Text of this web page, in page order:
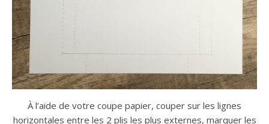
À l’aide de votre coupe papier, couper sur les lignes
horizontales entre les 2 plis les plus externes, marquer les